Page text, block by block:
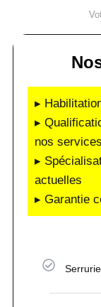
▸
▸
nos services
▸
actuelles
▸ Garantie